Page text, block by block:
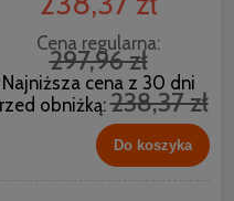
Cena regularna:
297,96 zł
Najniższa cena z 30 dni
obniżką:238,37 zł
Do koszyka